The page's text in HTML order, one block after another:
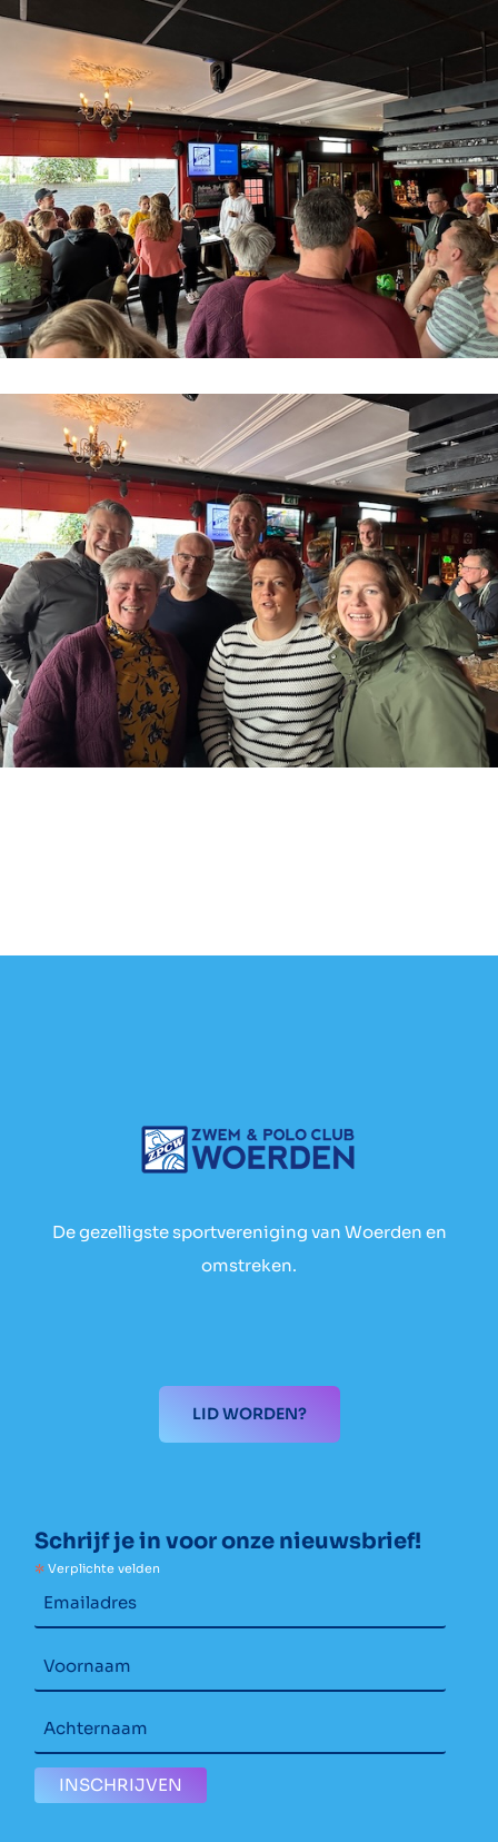
De gezelligste sportvereniging van Woerden en
omstreken.
LID WORDEN?
Schrijf je in voor onze nieuwsbrief!
* Verplichte velden